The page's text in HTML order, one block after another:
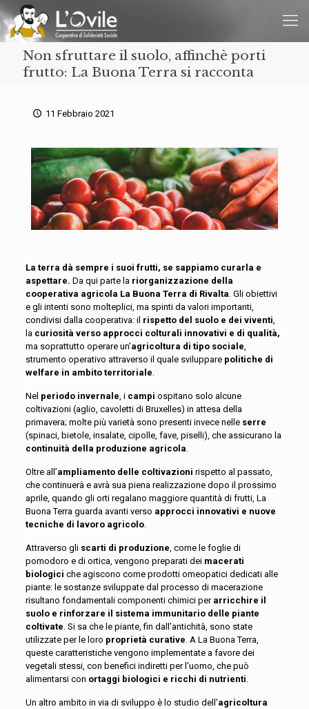
Non sfruttare il suolo, affinchè porti
frutto: La Buona Terra si racconta
11 Febbraio 2021
La terra dà sempre i suoi frutti, se sappiamo curarla e
aspettare. Da qui parte la riorganizzazione della
cooperativa agricola La Buona Terra di Rivalta. Gli obiettivi
e gli intenti sono molteplici, ma spinti da valori importanti,
condivisi dalla cooperativa: il rispetto del suolo e dei viventi,
la curiosità verso approcci colturali innovativi e di qualità,
ma soprattutto operare un’agricoltura di tipo sociale,
strumento operativo attraverso il quale sviluppare politiche di
welfare in ambito territoriale.
Nel periodo invernale, i campi ospitano solo alcune
coltivazioni (aglio, cavoletti di Bruxelles) in attesa della
primavera; molte più varietà sono presenti invece nelle serre
(spinaci, bietole, insalate, cipolle, fave, piselli), che assicurano la
continuità della produzione agricola.
Oltre all’ampliamento delle coltivazioni rispetto al passato,
che continuerà e avrà sua piena realizzazione dopo il prossimo
aprile, quando gli orti regalano maggiore quantità di frutti, La
Buona Terra guarda avanti verso approcci innovativi e nuove
tecniche di lavoro agricolo.
Attraverso gli scarti di produzione, come le foglie di
pomodoro e di ortica, vengono preparati dei macerati
biologici che agiscono come prodotti omeopatici dedicati alle
piante: le sostanze sviluppate dal processo di macerazione
risultano fondamentali componenti chimici per arricchire il
suolo e rinforzare il sistema immunitario delle piante
coltivate. Si sa che le piante, fin dall’antichità, sono state
utilizzate per le loro proprietà curative. A La Buona Terra,
queste caratteristiche vengono implementate a favore dei
vegetali stessi, con benefici indiretti per l’uomo, che può
alimentarsi con ortaggi biologici e ricchi di nutrienti.
Un altro ambito in via di sviluppo è lo studio dell’agricoltura